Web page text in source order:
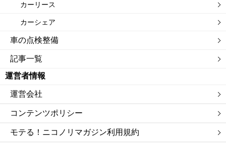
カーリース
カーシェア
車の点検整備
記事一覧
運営者情報
運営会社
コンテンツポリシー
モテる！ニコノリマガジン利用規約